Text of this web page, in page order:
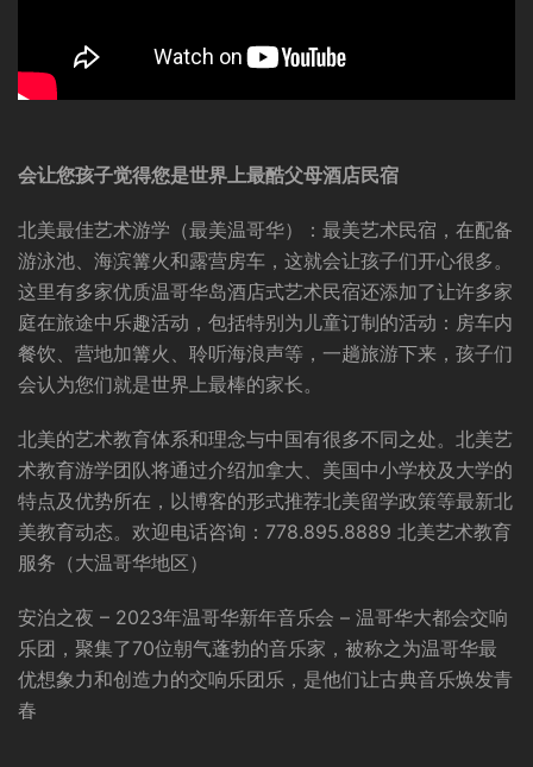
会让您孩子觉得您是世界上最酷父母酒店民宿
北美最佳艺术游学（最美温哥华）：最美艺术民宿，在配备
游泳池、海滨篝火和露营房车，这就会让孩子们开心很多。
这里有多家优质温哥华岛酒店式艺术民宿还添加了让许多家
庭在旅途中乐趣活动，包括特别为儿童订制的活动：房车内
餐饮、营地加篝火、聆听海浪声等，一趟旅游下来，孩子们
会认为您们就是世界上最棒的家长。
北美的艺术教育体系和理念与中国有很多不同之处。北美艺
术教育游学团队将通过介绍加拿大、美国中小学校及大学的
特点及优势所在，以博客的形式推荐北美留学政策等最新北
美教育动态。欢迎电话咨询：778.895.8889 北美艺术教育
服务（大温哥华地区）
安泊之夜 – 2023年温哥华新年音乐会 – 温哥华大都会交响
乐团，聚集了70位朝气蓬勃的音乐家，被称之为温哥华最
优想象力和创造力的交响乐团乐，是他们让古典音乐焕发青
春